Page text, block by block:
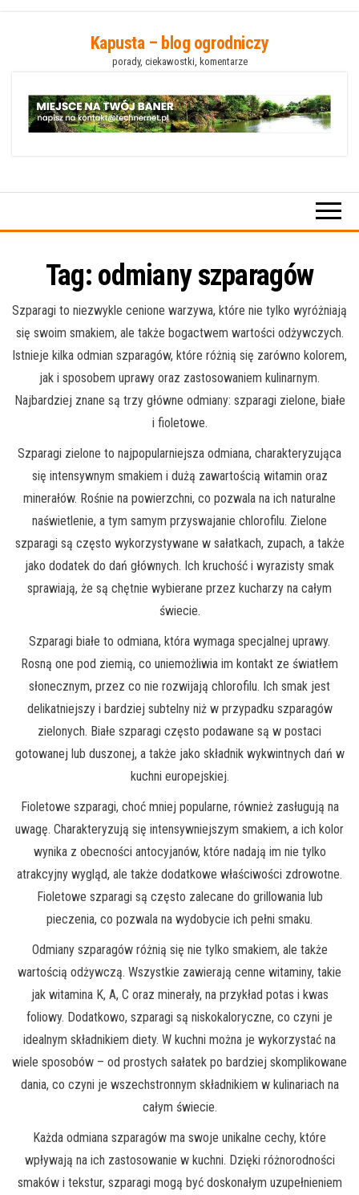
Kapusta – blog ogrodniczy
porady, ciekawostki, komentarze
Tag: odmiany szparagów
Szparagi to niezwykle cenione warzywa, które nie tylko wyróżniają
się swoim smakiem, ale także bogactwem wartości odżywczych.
Istnieje kilka odmian szparagów, które różnią się zarówno kolorem,
jak i sposobem uprawy oraz zastosowaniem kulinarnym.
Najbardziej znane są trzy główne odmiany: szparagi zielone, białe
i fioletowe.
Szparagi zielone to najpopularniejsza odmiana, charakteryzująca
się intensywnym smakiem i dużą zawartością witamin oraz
minerałów. Rośnie na powierzchni, co pozwala na ich naturalne
naświetlenie, a tym samym przyswajanie chlorofilu. Zielone
szparagi są często wykorzystywane w sałatkach, zupach, a także
jako dodatek do dań głównych. Ich kruchość i wyrazisty smak
sprawiają, że są chętnie wybierane przez kucharzy na całym
świecie.
Szparagi białe to odmiana, która wymaga specjalnej uprawy.
Rosną one pod ziemią, co uniemożliwia im kontakt ze światłem
słonecznym, przez co nie rozwijają chlorofilu. Ich smak jest
delikatniejszy i bardziej subtelny niż w przypadku szparagów
zielonych. Białe szparagi często podawane są w postaci
gotowanej lub duszonej, a także jako składnik wykwintnych dań w
kuchni europejskiej.
Fioletowe szparagi, choć mniej popularne, również zasługują na
uwagę. Charakteryzują się intensywniejszym smakiem, a ich kolor
wynika z obecności antocyjanów, które nadają im nie tylko
atrakcyjny wygląd, ale także dodatkowe właściwości zdrowotne.
Fioletowe szparagi są często zalecane do grillowania lub
pieczenia, co pozwala na wydobycie ich pełni smaku.
Odmiany szparagów różnią się nie tylko smakiem, ale także
wartością odżywczą. Wszystkie zawierają cenne witaminy, takie
jak witamina K, A, C oraz minerały, na przykład potas i kwas
foliowy. Dodatkowo, szparagi są niskokaloryczne, co czyni je
idealnym składnikiem diety. W kuchni można je wykorzystać na
wiele sposobów – od prostych sałatek po bardziej skomplikowane
dania, co czyni je wszechstronnym składnikiem w kulinariach na
całym świecie.
Każda odmiana szparagów ma swoje unikalne cechy, które
wpływają na ich zastosowanie w kuchni. Dzięki różnorodności
smaków i tekstur, szparagi mogą być doskonałym uzupełnieniem